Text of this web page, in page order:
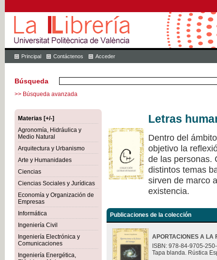
Principal Contáctenos Acceder
Búsqueda
>> Búsqueda avanzada
Materias [+/-]
Agronomía, Hidráulica y
Medio Natural
Arquitectura y Urbanismo
Arte y Humanidades
Ciencias
Ciencias Sociales y Jurídicas
Economía y Organización de
Empresas
Informática
Ingeniería Civil
Ingeniería Electrónica y
Comunicaciones
Ingeniería Energética,
Letras
Dentro del
objetivo la
de las personas.
distintos temas
sirven de marco
existencia.
Publicaciones de la colección
APORTACIONES A LA
ISBN: 978-84-9705-
Tapa blanda. Rústica